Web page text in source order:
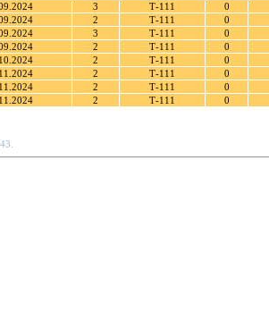
3 Т-111
0
2 Т-111
0
3 Т-111
0
2 Т-111
0
2 Т-111
0
2 Т-111
0
2 Т-111
0
2 Т-111 0